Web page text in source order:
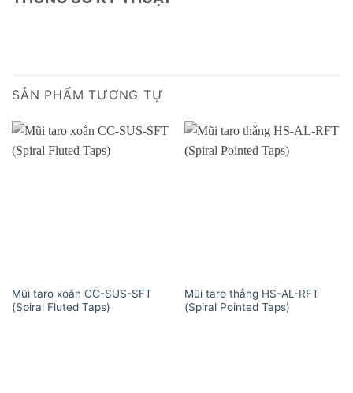
SẢN PHẨM TƯƠNG TỰ
Mũi taro xoắn CC-SUS-SFT
(Spiral Fluted Taps)
Mũi taro thẳng HS-AL-RFT
(Spiral Pointed Taps)